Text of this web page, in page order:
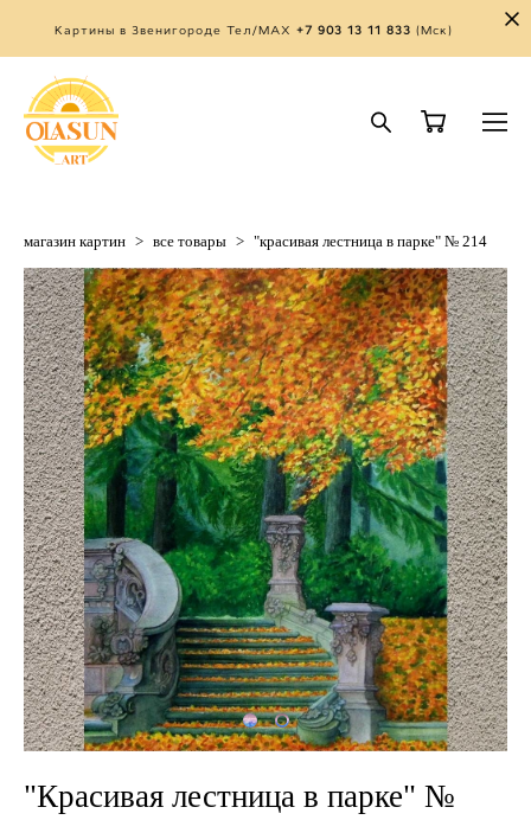
Картины в Звенигороде Тел/MAX +7 903 13 11 833 (Мск)
магазин картин > все товары > "красивая лестница в парке" № 214
"Красивая лестница в парке" №